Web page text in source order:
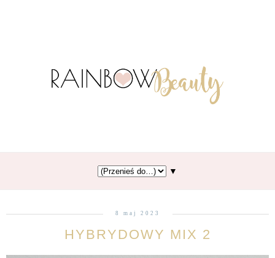
▼
8 maj 2023
HYBRYDOWY MIX 2